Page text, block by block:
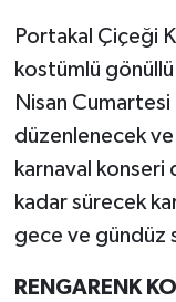
Portakal Çiçeği
kostümlü gönüllü
Nisan
düzenlenecek ve
karnaval konseri
kadar sürecek
gece ve gündüz
RENGARENK